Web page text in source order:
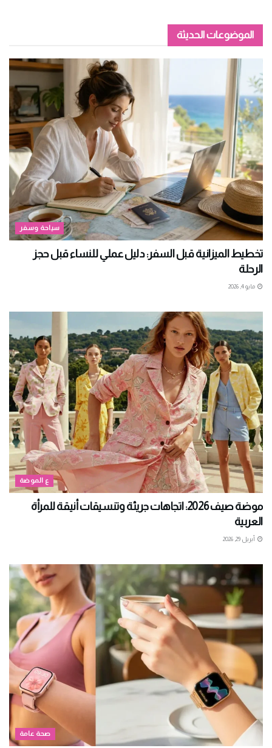
الموضوعات الحديثة
سياحة وسفر
تخطيط الميزانية قبل السفر: دليل عملي للنساء قبل حجز
الرحلة
مايو 4, 2026
ع الموضة
موضة صيف 2026: اتجاهات جريئة وتنسيقات أنيقة للمرأة
العربية
أبريل 29, 2026
صحة عامة